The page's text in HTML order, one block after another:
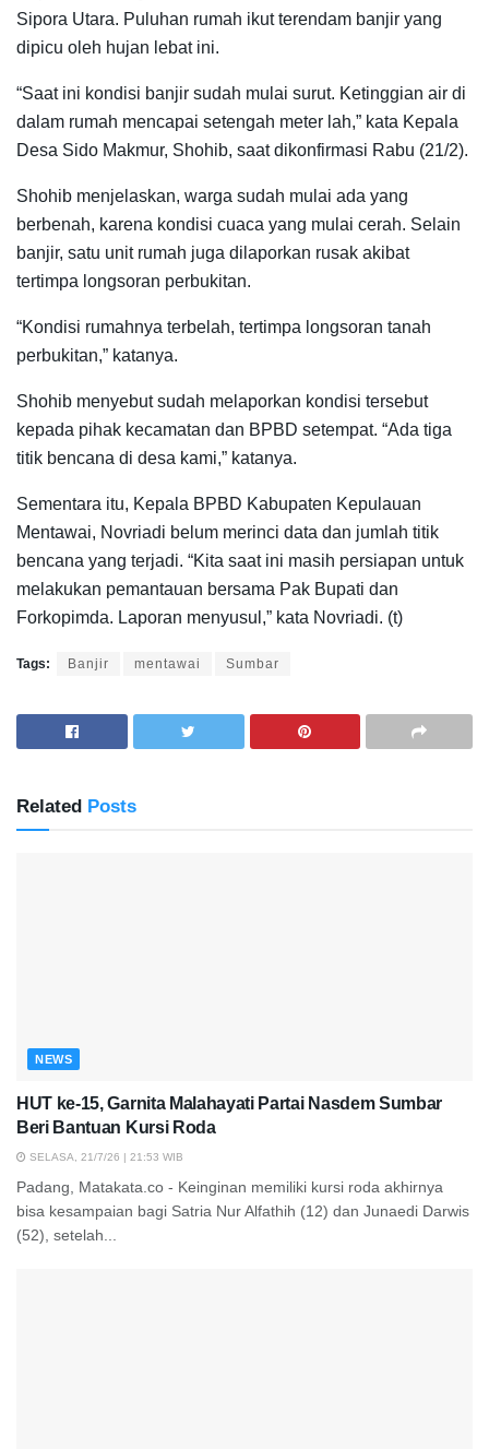
Sipora Utara. Puluhan rumah ikut terendam banjir yang
dipicu oleh hujan lebat ini.
“Saat ini kondisi banjir sudah mulai surut. Ketinggian air di
dalam rumah mencapai setengah meter lah,” kata Kepala
Desa Sido Makmur, Shohib, saat dikonfirmasi Rabu (21/2).
Shohib menjelaskan, warga sudah mulai ada yang
berbenah, karena kondisi cuaca yang mulai cerah. Selain
banjir, satu unit rumah juga dilaporkan rusak akibat
tertimpa longsoran perbukitan.
“Kondisi rumahnya terbelah, tertimpa longsoran tanah
perbukitan,” katanya.
Shohib menyebut sudah melaporkan kondisi tersebut
kepada pihak kecamatan dan BPBD setempat. “Ada tiga
titik bencana di desa kami,” katanya.
Sementara itu, Kepala BPBD Kabupaten Kepulauan
Mentawai, Novriadi belum merinci data dan jumlah titik
bencana yang terjadi. “Kita saat ini masih persiapan untuk
melakukan pemantauan bersama Pak Bupati dan
Forkopimda. Laporan menyusul,” kata Novriadi. (t)
Tags: Banjir mentawai Sumbar
Related Posts
NEWS
HUT ke-15, Garnita Malahayati Partai Nasdem Sumbar
Beri Bantuan Kursi Roda
SELASA, 21/7/26 | 21:53 WIB
Padang, Matakata.co - Keinginan memiliki kursi roda akhirnya
bisa kesampaian bagi Satria Nur Alfathih (12) dan Junaedi Darwis
(52), setelah...